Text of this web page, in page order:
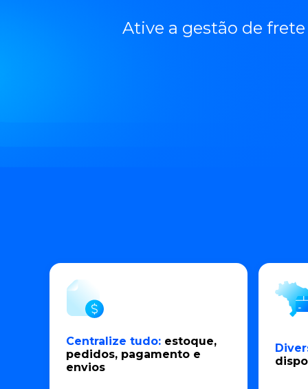
Ative a gestão de
Centralize tudo: estoque,
pedidos, pagamento e
envios